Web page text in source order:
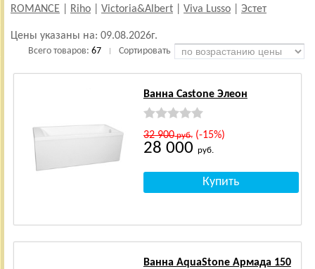
ROMANCE
Riho Victoria&Albert Viva Lusso Эстет
Цены указаны на: 09.08.2026г.
Всего товаров: 67 Сортировать
Ванна Castone Элеон
32 900руб.(-15%)
28 000 руб.
Ванна AquaStone Армада 150